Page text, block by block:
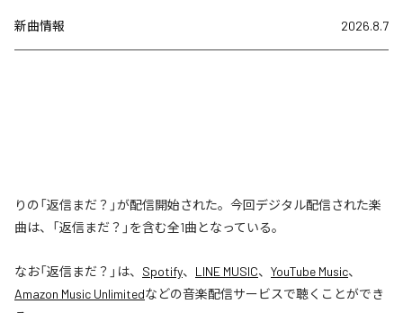
新曲情報 2026.8.7
りの「返信まだ？」が配信開始された。今回デジタル配信された楽
曲は、「返信まだ？」を含む全1曲となっている。
なお「返信まだ？ 」は、 Spotify、 LINE MUSIC、 YouTube Music、
Amazon Music Unlimitedなどの音楽配信サービスで聴くことができ